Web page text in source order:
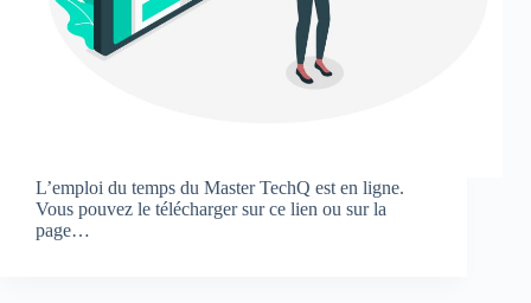
L’emploi du temps du Master TechQ est en ligne.
Vous pouvez le télécharger sur ce lien ou sur la
page…